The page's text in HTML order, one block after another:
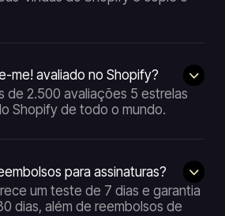
me! avaliado no Shopify?
de 2.500 avaliações 5 estrelas
Shopify de todo o mundo.
para assinaturas?
um teste de 7 dias e garantia
dias, além de reembolsos de